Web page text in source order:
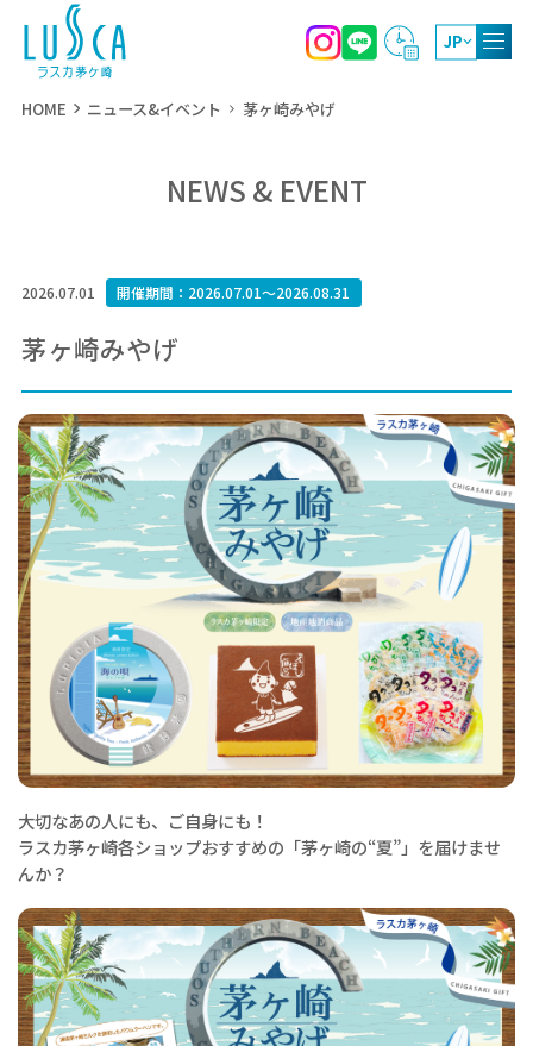
屋上庭園
JP
HOME ニュース&イベント 茅ヶ崎みやげ
NEWS & EVENT
2026.07.01 開催期間：2026.07.01～2026.08.31
茅ヶ崎みやげ
大切なあの人にも、ご自身にも！
ラスカ茅ヶ崎各ショップおすすめの「茅ヶ崎の“夏”」を届けませ
んか？